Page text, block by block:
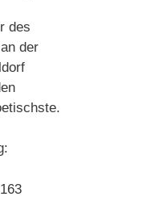
des
der